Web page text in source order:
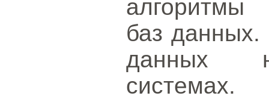
алгоритмы
баз данных.
данных
системах.